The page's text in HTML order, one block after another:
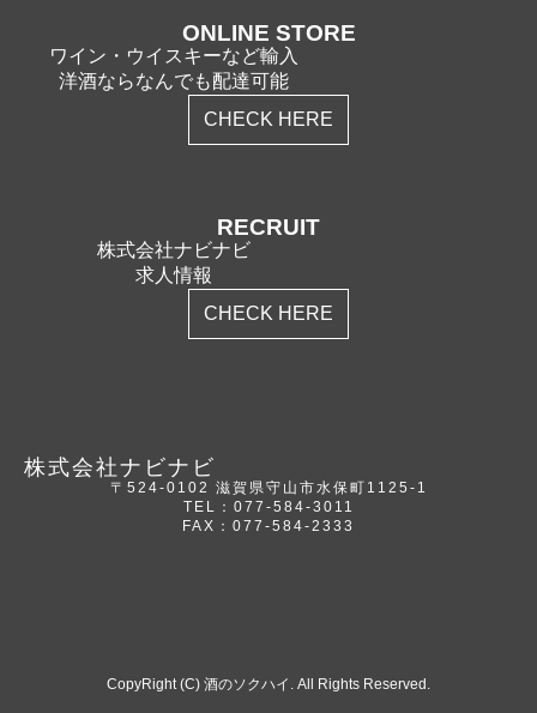
ONLINE STORE
ワイン・ウイスキーなど輸入
洋酒ならなんでも配達可能
CHECK HERE
RECRUIT
株式会社ナビナビ
求人情報
CHECK HERE
株式会社ナビナビ
〒524-0102 滋賀県守山市水保町1125-1
TEL：077-584-3011
FAX：077-584-2333
CopyRight (C) 酒のソクハイ. All Rights Reserved.